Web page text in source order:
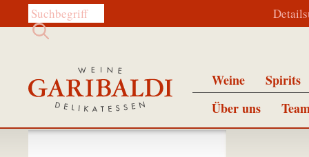
Diese Website durchsuchen:
Weine
Spirits
Über uns